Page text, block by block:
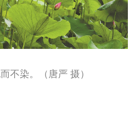
不染。（唐严 摄）